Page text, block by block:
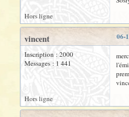
Hors ligne
06-
vincent
Inscription : 2000
Messages : 1 441
Hors ligne